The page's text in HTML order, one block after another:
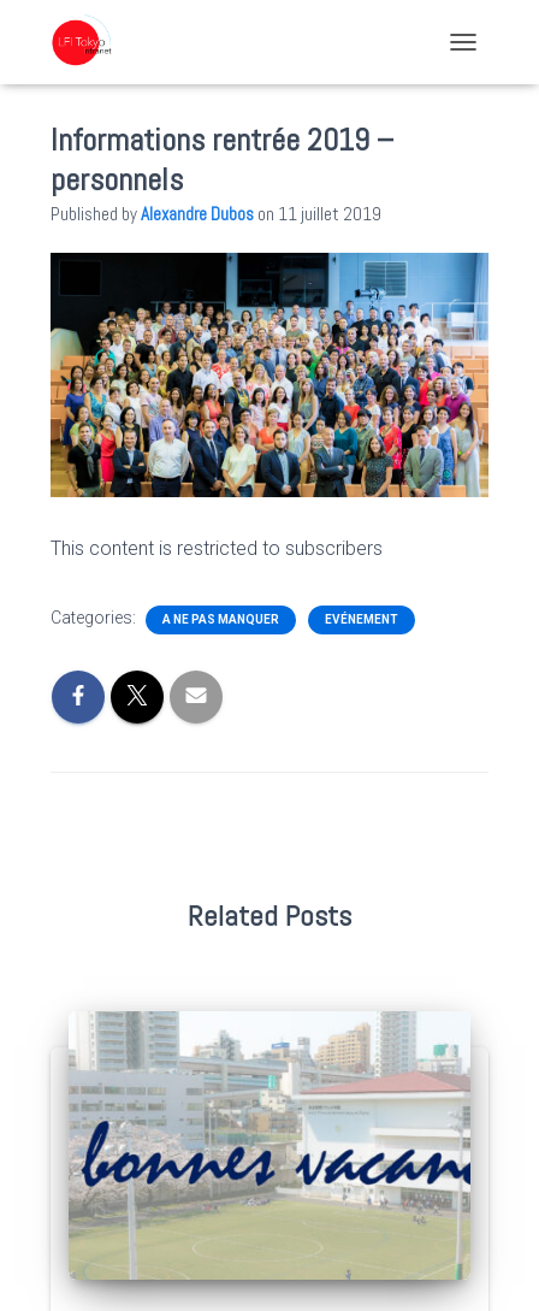
Informations rentrée 2019 –
personnels
Published byAlexandre Dubos on 11 juillet 2019
This content is restricted to subscribers
Categories: A NE PAS MANQUER EVÉNEMENT
Related Posts